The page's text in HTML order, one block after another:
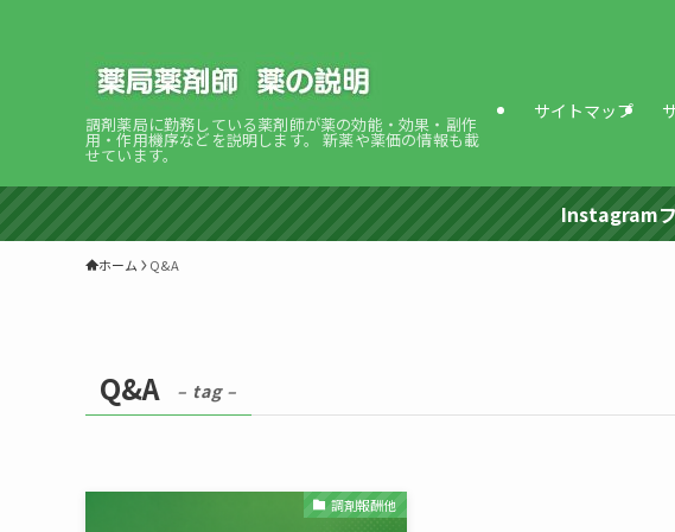
調剤薬局に勤務している薬剤師が薬の効能・効果・副作
用・作用機序などを説明します。 新薬や薬価の情報も載
せています。
サイトマップ
Instagram
ホーム Q&A
Q&A – tag –
調剤報酬他